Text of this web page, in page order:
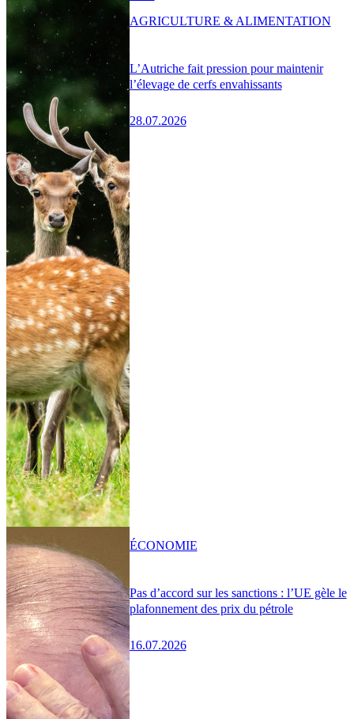
L’Autriche fait pression pour maintenir
l’élevage de cerfs envahissants
28.07.2026
AGRICULTURE & ALIMENTATION
Pas d’accord sur les sanctions : l’UE gèle le
plafonnement des prix du pétrole
16.07.2026
ÉCONOMIE